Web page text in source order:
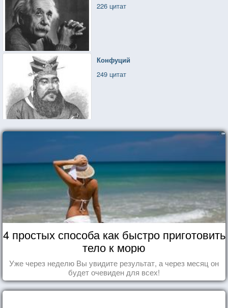
226 цитат
Конфуций
249 цитат
4 простых способа как быстро приготовить
тело к морю
Уже через неделю Вы увидите результат, а через месяц он
будет очевиден для всех!